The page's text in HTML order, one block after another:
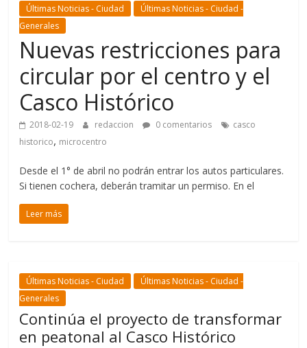
Últimas Noticias - Ciudad
Últimas Noticias - Ciudad -
Generales
Nuevas restricciones para
circular por el centro y el
Casco Histórico
2018-02-19 redaccion 0 comentarios
casco
historico, microcentro
Desde el 1° de abril no podrán entrar los autos particulares.
Si tienen cochera, deberán tramitar un permiso. En el
Leer más
Últimas Noticias - Ciudad
Últimas Noticias - Ciudad -
Generales
Continúa el proyecto de transformar
en peatonal al Casco Histórico